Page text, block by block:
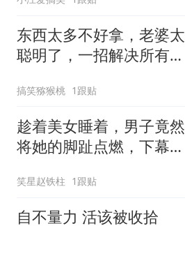
东西太多不好拿，老婆太
聪明了，一招解决所有难
搞笑猕猴桃 1跟贴
趁着美女睡着，男子竟然
将她的脚趾点燃，下幕美
笑星赵铁柱 1跟贴
自不量力 活该被收拾